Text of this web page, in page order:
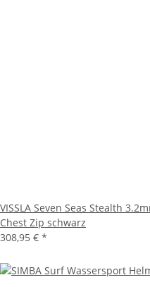
VISSLA Seven Seas Stealth
Chest Zip schwarz
308,95 € *